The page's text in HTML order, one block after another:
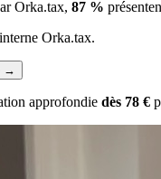
Orka.tax, 87 %
Orka.tax.
→
approfondie dès 78 €